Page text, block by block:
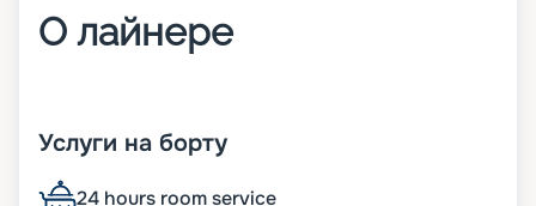
О лайнере
повышенного полярного класса,
предназначенное для кругосветных путешествий.
Оно идеально подходит для тех, кто хочет не
Услуги на борту
24 hours room service